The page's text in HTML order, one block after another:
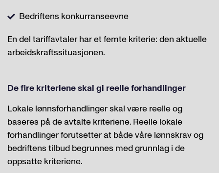
Bedriftens konkurranseevne
En del tariffavtaler har et femte kriterie: den aktuelle
arbeidskraftssituasjonen.
De fire kriteriene skal gi reelle forhandlinger
Lokale lønnsforhandlinger skal være reelle og
baseres på de avtalte kriteriene. Reelle lokale
forhandlinger forutsetter at både våre lønnskrav og
bedriftens tilbud begrunnes med grunnlag i de
oppsatte kriteriene.